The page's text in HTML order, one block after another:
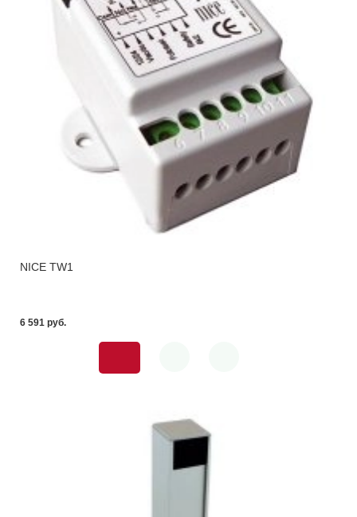
NICE TW1
6 591 pуб.